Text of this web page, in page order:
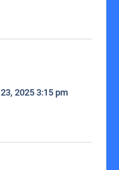
2025 3:15 pm